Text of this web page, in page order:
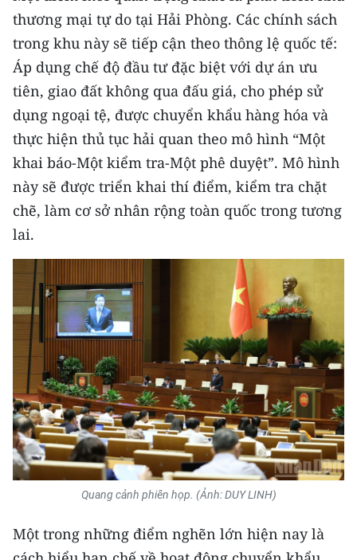
thương mại tự do tại Hải Phòng. Các chính sách
trong khu này sẽ tiếp cận theo thông lệ quốc tế:
Áp dụng chế độ đầu tư đặc biệt với dự án ưu
tiên, giao đất không qua đấu giá, cho phép sử
dụng ngoại tệ, được chuyển khẩu hàng hóa và
thực hiện thủ tục hải quan theo mô hình “Một
khai báo-Một kiểm tra-Một phê duyệt”. Mô hình
này sẽ được triển khai thí điểm, kiểm tra chặt
chẽ, làm cơ sở nhân rộng toàn quốc trong tương
lai.
Quang cảnh phiên họp. (Ảnh: DUY LINH)
Một trong những điểm nghẽn lớn hiện nay là